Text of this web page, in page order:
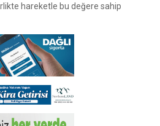
hareketle bu değere sahip